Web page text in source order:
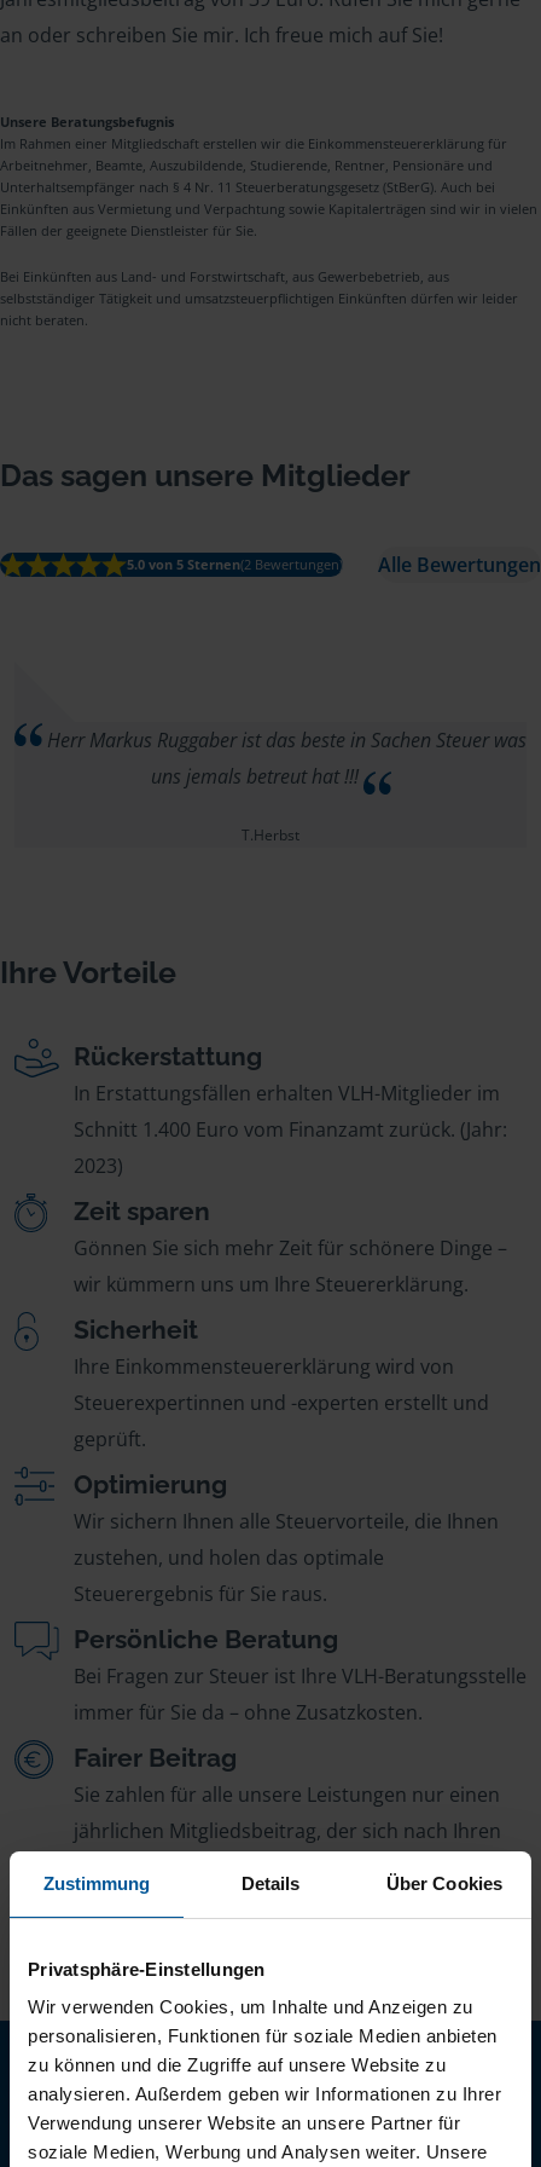
Zustimmung Details Über Cookies
Privatsphäre-Einstellungen
Wir verwenden Cookies, um Inhalte und Anzeigen zu
personalisieren, Funktionen für soziale Medien anbieten
zu können und die Zugriffe auf unsere Website zu
analysieren. Außerdem geben wir Informationen zu Ihrer
Verwendung unserer Website an unsere Partner für
soziale Medien, Werbung und Analysen weiter. Unsere
an oder schreiben Sie mir. Ich freue mich auf Sie!
Unsere Beratungsbefugnis
Im Rahmen einer Mitgliedschaft erstellen wir die Einkommensteuererklärung für
Arbeitnehmer, Beamte, Auszubildende, Studierende, Rentner, Pensionäre und
Unterhaltsempfänger nach § 4 Nr. 11 Steuerberatungsgesetz (StBerG). Auch bei
Einkünften aus Vermietung und Verpachtung sowie Kapitalerträgen sind wir in vielen
Fällen der geeignete Dienstleister für Sie.
Bei Einkünften aus Land- und Forstwirtschaft, aus Gewerbebetrieb, aus
selbstständiger Tätigkeit und umsatzsteuerpflichtigen Einkünften dürfen wir leider
nicht beraten.
Das sagen unsere Mitglieder
5.0 von 5 Sternen(2 Bewertungen) Alle Bewertungen
Herr Markus Ruggaber ist das beste in Sachen Steuer was
uns jemals betreut hat !!!
T.Herbst
Ihre Vorteile
Rückerstattung
In Erstattungsfällen erhalten VLH-Mitglieder im
Schnitt 1.400 Euro vom Finanzamt zurück. (Jahr:
2023)
Zeit sparen
Gönnen Sie sich mehr Zeit für schönere Dinge –
wir kümmern uns um Ihre Steuererklärung.
Sicherheit
Ihre Einkommensteuererklärung wird von
Steuerexpertinnen und -experten erstellt und
geprüft.
Optimierung
Wir sichern Ihnen alle Steuervorteile, die Ihnen
zustehen, und holen das optimale
Steuerergebnis für Sie raus.
Persönliche Beratung
Bei Fragen zur Steuer ist Ihre VLH-Beratungsstelle
immer für Sie da – ohne Zusatzkosten.
Fairer Beitrag
Sie zahlen für alle unsere Leistungen nur einen
jährlichen Mitgliedsbeitrag, der sich nach Ihren
Neu: Jetzt auch digital Mitglied werden!
Schnell, einfach und komplett online - ohne Termin.
Jetzt digital starten